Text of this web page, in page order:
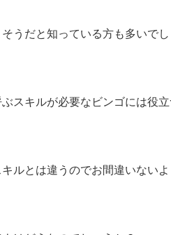
そうだと知っている方も多いで
スキルが必要なビンゴには役立
ルとは違うのでお間違いないよ